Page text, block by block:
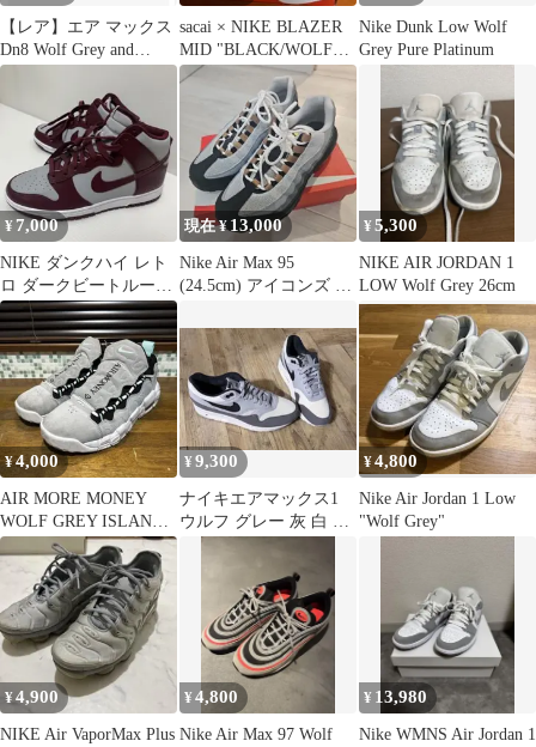
【レア】エア マックス
Dn8 Wolf Grey and
Anthracite
sacai × NIKE BLAZER
MID "BLACK/WOLF
GREY
Nike Dunk Low Wolf
Grey Pure Platinum
¥7,000
NIKE ダンクハイ レト
ロ ダークビートルート
ウルフグレー
現在 ¥ 13,000
Nike Air Max 95
(24.5cm) アイコンズ ウ
¥5,300
NIKE AIR JORDAN 1
LOW Wolf Grey 26cm
¥4,000
AIR MORE MONEY
WOLF GREY ISLAND
GREEN
¥9,300
ナイキエアマックス1
ウルフ グレー 灰 白 黒
NIKE AIR MAX 1
¥4,800
Nike Air Jordan 1 Low
"Wolf Grey"
¥4,900
NIKE Air VaporMax Plus
¥4,800
Nike Air Max 97 Wolf
¥ 13,980
Nike WMNS Air Jordan 1